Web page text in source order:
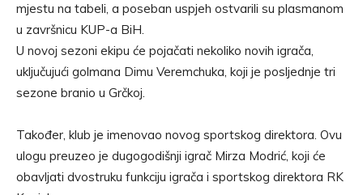
mjestu na tabeli, a poseban uspjeh ostvarili su plasmanom
u završnicu KUP-a BiH.
U novoj sezoni ekipu će pojačati nekoliko novih igrača,
uključujući golmana Dimu Veremchuka, koji je posljednje tri
sezone branio u Grčkoj.
Također, klub je imenovao novog sportskog direktora. Ovu
ulogu preuzeo je dugogodišnji igrač Mirza Modrić, koji će
obavljati dvostruku funkciju igrača i sportskog direktora RK